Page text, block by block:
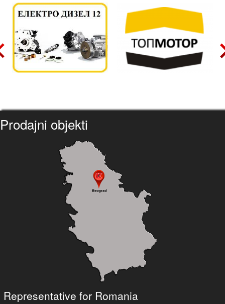
Prodajni objekti
Representative for Romania